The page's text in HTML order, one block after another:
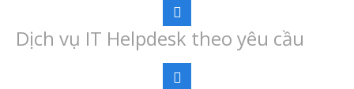
Dịch vụ IT Helpdesk theo yêu cầu